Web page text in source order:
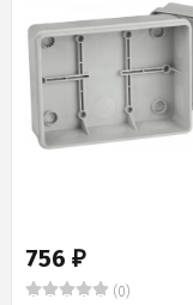
756 ₽
(0)